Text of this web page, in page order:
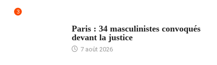
3
Paris : 34 masculinistes convoqués
devant la justice
7 août 2026